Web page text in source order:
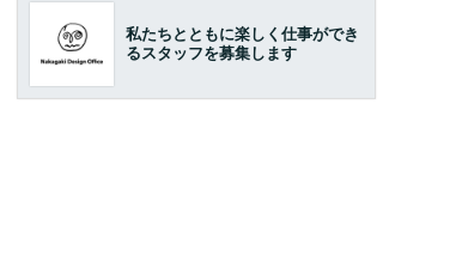
私たちとともに楽しく仕事ができ
るスタッフを募集します